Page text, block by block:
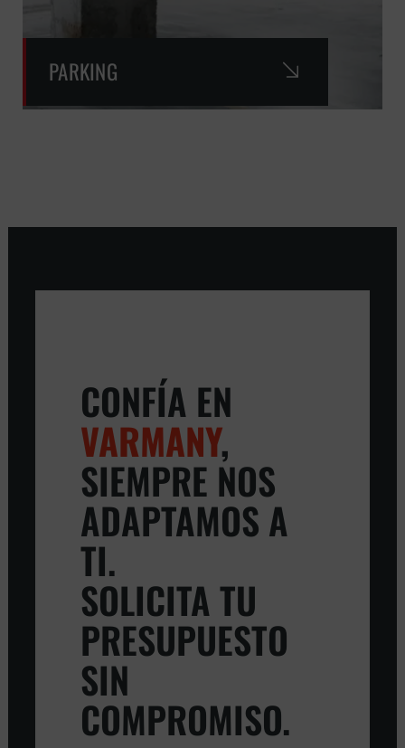
PARKING
CONFÍA EN
VARMANY,
SIEMPRE NOS
ADAPTAMOS A
TI.
SOLICITA TU
PRESUPUESTO
SIN
COMPROMISO.